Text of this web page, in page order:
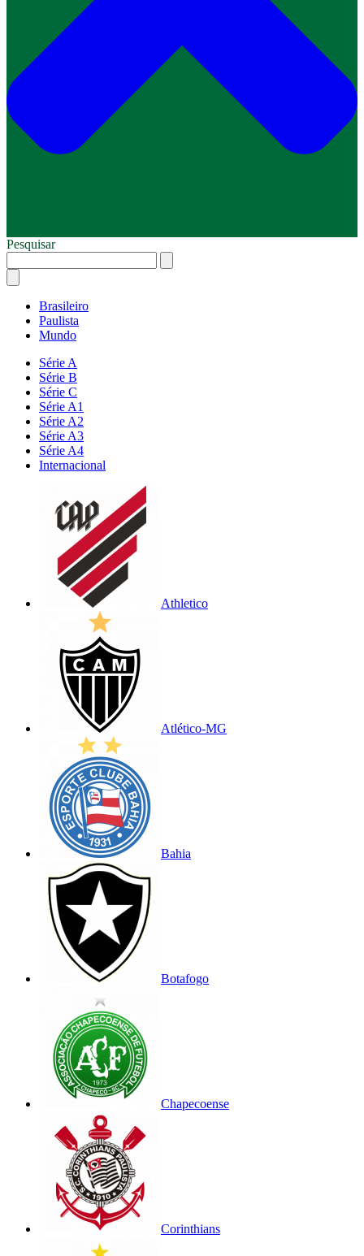
Pesquisar
Brasileiro
Paulista
Mundo
Série A
Série B
Série C
Série A1
Série A2
Série A3
Série A4
Internacional
Athletico
Atlético-MG
Bahia
Botafogo
Chapecoense
Corinthians